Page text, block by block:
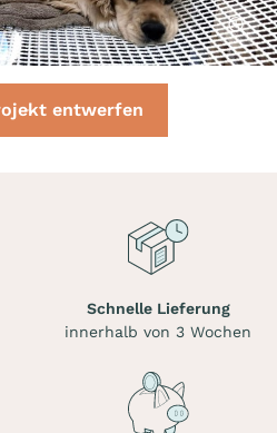
entwerfen
Schnelle Lieferung
innerhalb von 3 Wochen